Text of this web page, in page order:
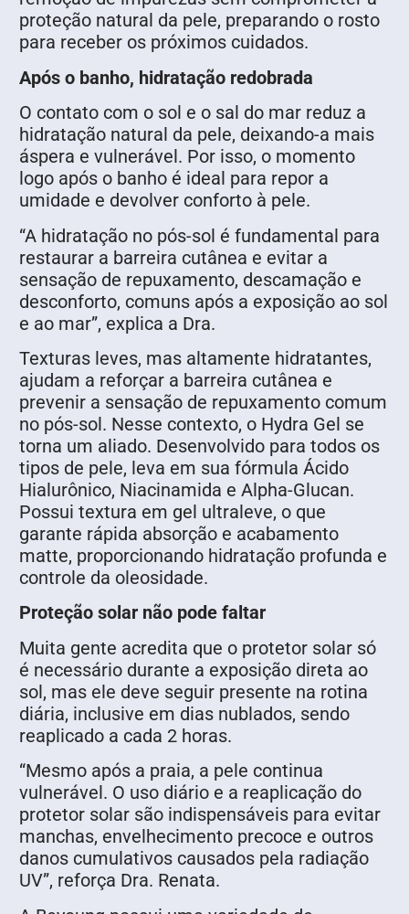
proteção natural da pele, preparando o rosto
para receber os próximos cuidados.
Após o banho, hidratação redobrada
O contato com o sol e o sal do mar reduz a
hidratação natural da pele, deixando-a mais
áspera e vulnerável. Por isso, o momento
logo após o banho é ideal para repor a
umidade e devolver conforto à pele.
“A hidratação no pós-sol é fundamental para
restaurar a barreira cutânea e evitar a
sensação de repuxamento, descamação e
desconforto, comuns após a exposição ao sol
e ao mar”, explica a Dra.
Texturas leves, mas altamente hidratantes,
ajudam a reforçar a barreira cutânea e
prevenir a sensação de repuxamento comum
no pós-sol. Nesse contexto, o Hydra Gel se
torna um aliado. Desenvolvido para todos os
tipos de pele, leva em sua fórmula Ácido
Hialurônico, Niacinamida e Alpha-Glucan.
Possui textura em gel ultraleve, o que
garante rápida absorção e acabamento
matte, proporcionando hidratação profunda e
controle da oleosidade.
Proteção solar não pode faltar
Muita gente acredita que o protetor solar só
é necessário durante a exposição direta ao
sol, mas ele deve seguir presente na rotina
diária, inclusive em dias nublados, sendo
reaplicado a cada 2 horas.
“Mesmo após a praia, a pele continua
vulnerável. O uso diário e a reaplicação do
protetor solar são indispensáveis para evitar
manchas, envelhecimento precoce e outros
danos cumulativos causados pela radiação
UV”, reforça Dra. Renata.